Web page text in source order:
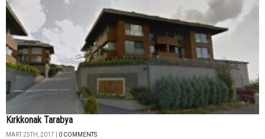
Kırkkonak Tarabya
MART 25TH, 2017 | 0 COMMENTS